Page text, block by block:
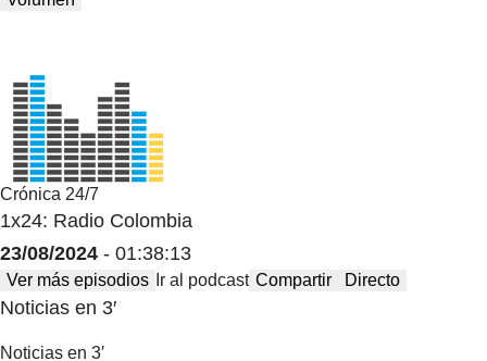
Crónica 24/7
1x24: Radio Colombia
23/08/2024 - 01:38:13
Ver más episodios Ir al podcast Compartir Directo
Noticias en 3′
Noticias en 3′